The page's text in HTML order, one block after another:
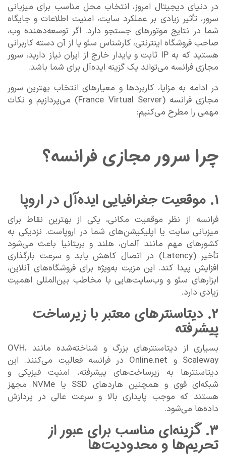
در دنیای دیجیتال امروز، انتخاب محل مناسب برای میزبانی
سرور، تأثیر زیادی بر عملکرد سایت، امنیت اطلاعات و جایگاه
شما در نتایج موتورهای جستجو دارد. اگر توسعه‌دهنده وب،
صاحب فروشگاه اینترنتی، کارشناس سئو یا از آن دسته کاربرانی
هستید که به IP ثابت و پایدار خارج از ایران نیاز دارید، سرور
مجازی فرانسه می‌تواند یک گزینه ایده‌آل برای شما باشد.
در ادامه به مزایا، کاربردها و معیارهای انتخاب بهترین سرور
مجازی فرانسه (France Virtual Server) می‌پردازیم و نکات
مهمی را مطرح می‌کنیم:
چرا سرور مجازی فرانسه؟
۱. موقعیت جغرافیایی ایده‌آل در اروپا
فرانسه از نظر موقعیت مکانی، یکی از بهترین نقاط برای
میزبانی سایت یا اپلیکیشن‌های شما در اروپاست. نزدیکی به
کشورهای مهم مانند آلمان، هلند و بریتانیا باعث می‌شود
تأخیر (Latency) در اتصال کاهش یابد و سرعت بارگذاری
افزایش پیدا کند. این مزیت به‌ویژه برای فروشگاه‌های آنلاین،
ابزارهای سئو و وب‌سایت‌هایی با مخاطب بین‌المللی اهمیت
زیادی دارد.
۲. دیتاسنترهای معتبر با زیرساخت
پیشرفته
بسیاری از دیتاسنترهای بزرگ و شناخته‌شده مانند OVH،
Scaleway و Online.net در فرانسه فعالیت می‌کنند. این
دیتاسنترها به زیرساخت‌های پیشرفته، امنیت فیزیکی و
شبکه‌ای قوی و همچنین هاردهای SSD یا NVMe مجهز
هستند که موجب پایداری بالا و سرعت عالی در پردازش
داده‌ها می‌شود.
۳. گزینه‌ای مناسب برای عبور از
تحریم‌ها و محدودیت‌ها